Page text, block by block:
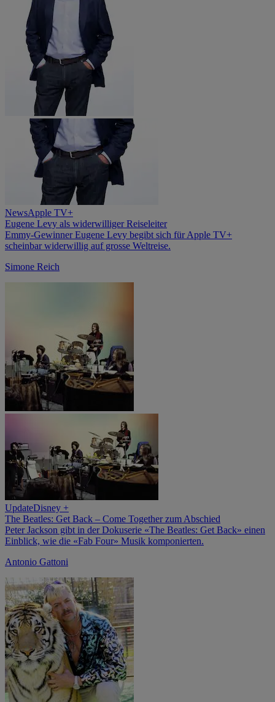
NewsApple TV+
Eugene Levy als widerwilliger Reiseleiter
Emmy-Gewinner Eugene Levy begibt sich für Apple TV+
scheinbar widerwillig auf grosse Weltreise.
Simone Reich
UpdateDisney +
The Beatles: Get Back – Come Together zum Abschied
Peter Jackson gibt in der Dokuserie «The Beatles: Get Back» einen
Einblick, wie die «Fab Four» Musik komponierten.
Antonio Gattoni